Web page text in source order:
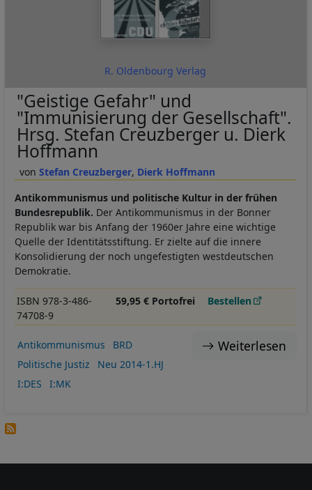
R. Oldenbourg Verlag
Stefan Creuzberger Dierk Hoffmann
"Geistige Gefahr" und
"Immunisierung der Gesellschaft".
Hrsg. Stefan Creuzberger u. Dierk
Hoffmann
Antikommunismus und politische Kultur in der frühen
Bundesrepublik. Der Antikommunismus in der Bonner
Republik war bis Anfang der 1960er Jahre eine wichtige
Quelle der Identitätsstiftung. Er zielte auf die innere
Konsolidierung der noch ungefestigten westdeutschen
Demokratie.
ISBN 978-3-486-
74708-9
59,95 € Portofrei Bestellen
Weiterlesen
Antikommunismus
BRD
Politische Justiz
Neu 2014-1.HJ
I:DES
I:MK